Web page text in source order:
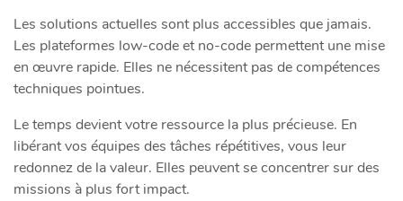
Les solutions actuelles sont plus accessibles que jamais.
Les plateformes low-code et no-code permettent une mise
en œuvre rapide. Elles ne nécessitent pas de compétences
techniques pointues.
Le temps devient votre ressource la plus précieuse. En
libérant vos équipes des tâches répétitives, vous leur
redonnez de la valeur. Elles peuvent se concentrer sur des
missions à plus fort impact.